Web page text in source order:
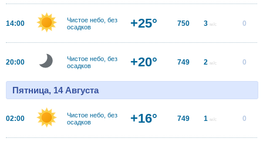
14:00
Чистое небо, без
осадков
+25° 750 3 м/с 0
20:00
Чистое небо, без
осадков
+20° 749 2 м/с 0
Пятница, 14 Августа
02:00
Чистое небо, без
осадков
+16° 749 1 м/с 0